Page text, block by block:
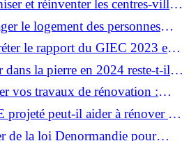
et réinventer les centres-villes
de Ville ?
le logement des personnes
aides financières ?
le rapport du GIEC 2023 et
?
la pierre en 2024 reste-t-il
vos travaux de rénovation :
pratiques ?
projeté peut-il aider à rénover et
?
de la loi Denormandie pour